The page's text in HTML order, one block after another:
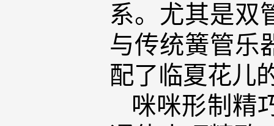
系。尤其是双
与传统簧管乐
配了临夏花儿
咪咪形制精